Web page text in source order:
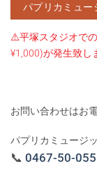
パプリカミュー
⚠️平塚スタジオで
¥1,000)が発生致し
お問い合わせはお
パプリカミュージ
📞 0467-50-